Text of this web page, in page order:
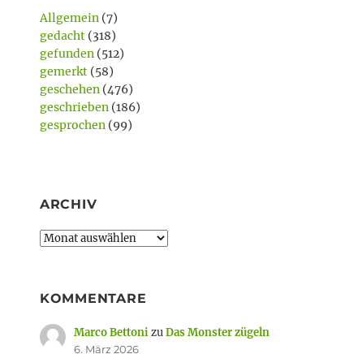
Allgemein(7)
gedacht(318)
gefunden(512)
gemerkt(58)
geschehen(476)
geschrieben(186)
gesprochen(99)
ARCHIV
Archiv
KOMMENTARE
Marco BettonizuDas Monster zügeln
6. März 2026